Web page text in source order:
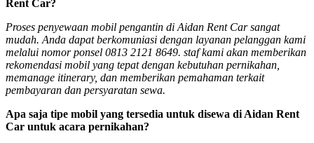
Rent Car?
Proses penyewaan mobil pengantin di Aidan Rent Car sangat
mudah. Anda dapat berkomuniasi dengan layanan pelanggan kami
melalui nomor ponsel 0813 2121 8649. staf kami akan memberikan
rekomendasi mobil yang tepat dengan kebutuhan pernikahan,
memanage itinerary, dan memberikan pemahaman terkait
pembayaran dan persyaratan sewa.
Apa saja tipe mobil yang tersedia untuk disewa di Aidan Rent
Car untuk acara pernikahan?